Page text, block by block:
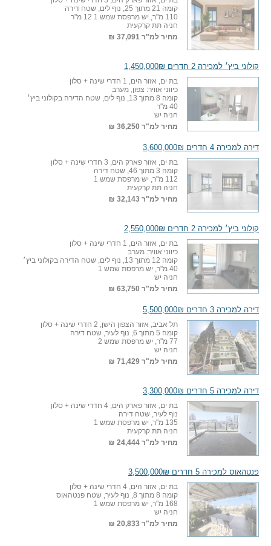
קומה 21 מתוך 25, נוף לים, שטח דירה
110 מ"ר, יש מרפסת שמש 1 12 מ"ר
חניה תת קרקעית
מחיר למ"ר 37,091 ₪
קולוני ביץ׳ למכירה 2 חדרים 1,450,000₪
בת ים, אזור הים, 1 חדרי שינה + סלון
כיווני אוויר: צפון, מערב
קומה 8 מתוך 13, נוף לים, שטח הדירה בקולוני ביץ׳
40 מ"ר
חניה יש
מחיר למ"ר 36,250 ₪
דירה למכירה 4 חדרים 3,600,000₪
בת ים, אזור פארק הים, 3 חדרי שינה + סלון
קומה 3 מתוך 46, שטח דירה
112 מ"ר, יש מרפסת שמש 1
חניה תת קרקעית
מחיר למ"ר 32,143 ₪
קולוני ביץ׳ למכירה 2 חדרים 2,550,000₪
בת ים, אזור הים, 1 חדרי שינה + סלון
כיווני אוויר: מערב
קומה 12 מתוך 13, נוף לים, שטח הדירה בקולוני ביץ׳
40 מ"ר, יש מרפסת שמש 1
חניה יש
מחיר למ"ר 63,750 ₪
דירה למכירה 3 חדרים 5,500,000₪
תל אביב, אזור הצפון הישן, 2 חדרי שינה + סלון
קומה 5 מתוך 6, נוף לעיר, שטח דירה
77 מ"ר, יש מרפסת שמש 2
חניה יש
מחיר למ"ר 71,429 ₪
דירה למכירה 5 חדרים 3,300,000₪
בת ים, אזור פארק הים, 4 חדרי שינה + סלון
נוף לעיר, שטח דירה
135 מ"ר, יש מרפסת שמש 1
חניה תת קרקעית
מחיר למ"ר 24,444 ₪
פנטהאוס למכירה 5 חדרים 3,500,000₪
בת ים, אזור הים, 4 חדרי שינה + סלון
קומה 8 מתוך 8, נוף לעיר, שטח פנטהאוס
168 מ"ר, יש מרפסת שמש 1
חניה יש
מחיר למ"ר 20,833 ₪